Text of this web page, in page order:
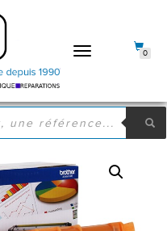
DÉPLIER
0